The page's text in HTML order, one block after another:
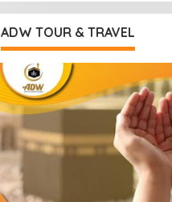
ADW TOUR & TRAVEL